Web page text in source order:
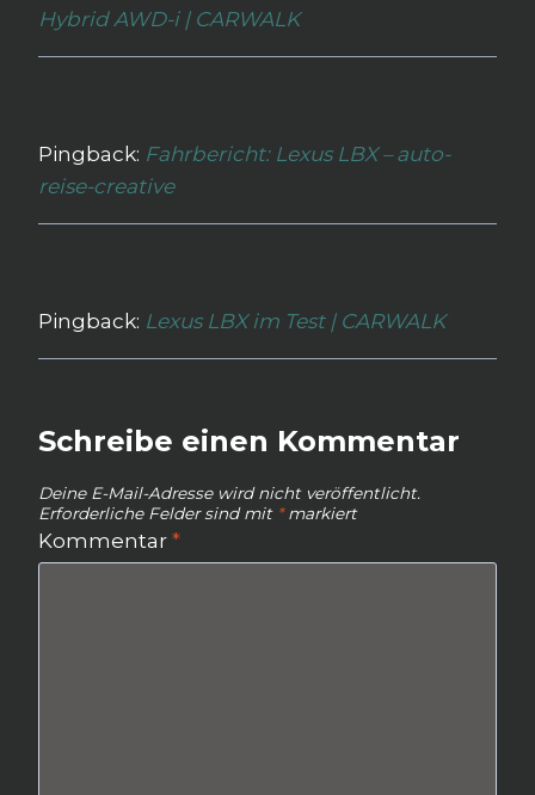
Hybrid AWD-i | CARWALK
Pingback: Fahrbericht: Lexus LBX – auto-
reise-creative
Pingback: Lexus LBX im Test | CARWALK
Schreibe einen Kommentar
Deine E-Mail-Adresse wird nicht veröffentlicht.
Erforderliche Felder sind mit *markiert
Kommentar *